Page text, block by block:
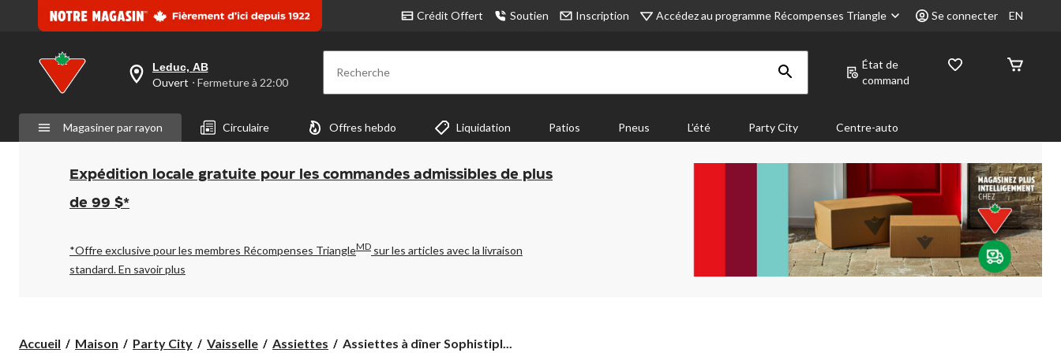
Crédit Offert Soutien Inscription Accédez au programme Récompenses Triangle Se connecter EN
votre
est
Leduc,
AB,
Ouvert,
Fermeture
à
pour
changer
Leduc, AB
Ouvert ⋅ Fermeture à 22:00 Recherche
État de
command
Magasiner par rayon Circulaire Offres hebdo Liquidation Patios Pneus L’été Party City Centre-auto
Expédition locale gratuite pour les commandes admissibles de plus
de 99 $*
*Offre exclusive pour les membres Récompenses TriangleMD sur les articles avec la livraison
standard.En savoir plus
Accueil Maison Party City Vaisselle Assiettes
Assiettes
Assiettes à dîner Sophistipl...